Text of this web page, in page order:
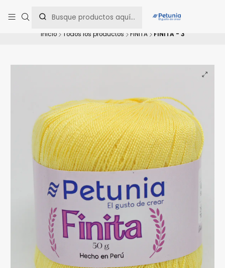
una asesoría personalizada.
Inicio Todos los productos FINITA FINITA - 3